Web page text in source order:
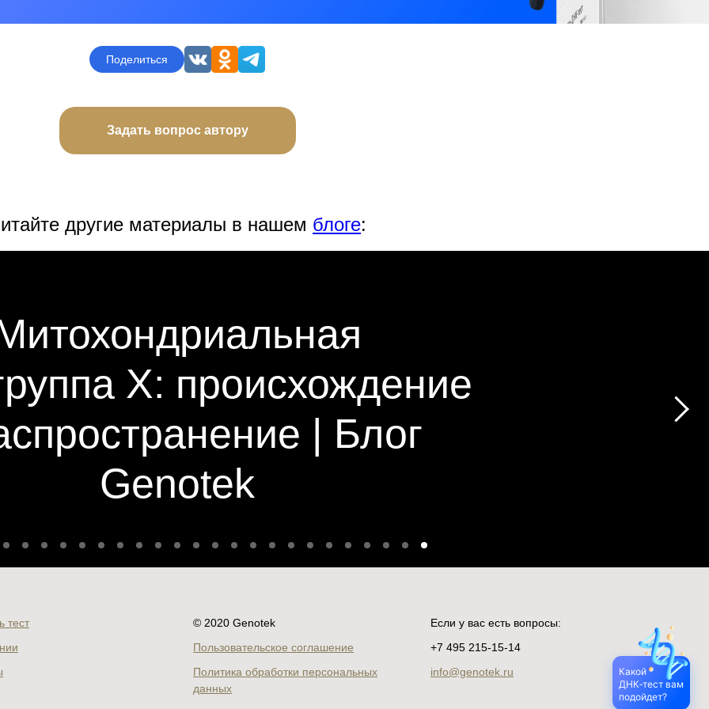
Какой
ДНК‑тест вам
подойдет?
Поделиться
Задать вопрос автору
другие материалы в нашем блоге:
X: происхождение
| Блог
Genotek
тест
© 2020 Genotek
Пользовательское соглашение
Политика обработки персональных
данных
Если у вас есть вопросы:
+7 495 215‑15-14
info@genotek.ru